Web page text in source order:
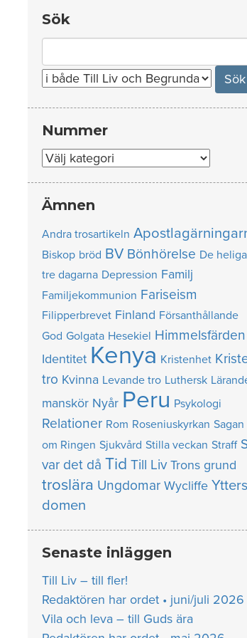
Sök
for:
Nummer
Nummer
Ämnen
Andra trosartikeln
Biskop bröd BV Bönhörelse De heliga
tre dagarna Depression Familj
Familjekommunion Fariseism
Filipperbrevet Finland Försanthållande
God Golgata Hesekiel Himmelsfärden
Identitet Kenya Kristenhet
tro Kvinna Levande tro Luthersk
manskör Nyår Peru Psykologi
Relationer Rom Roseniuskyrkan Sagan
om Ringen Sjukvård Stilla veckan Straff
var det då Tid Till Liv Trons grund
troslära Ungdomar Wycliffe
domen
Senaste inläggen
Till Liv – till fler!
Redaktören har ordet • juni/juli 2026
Vila och leva – till Guds ära